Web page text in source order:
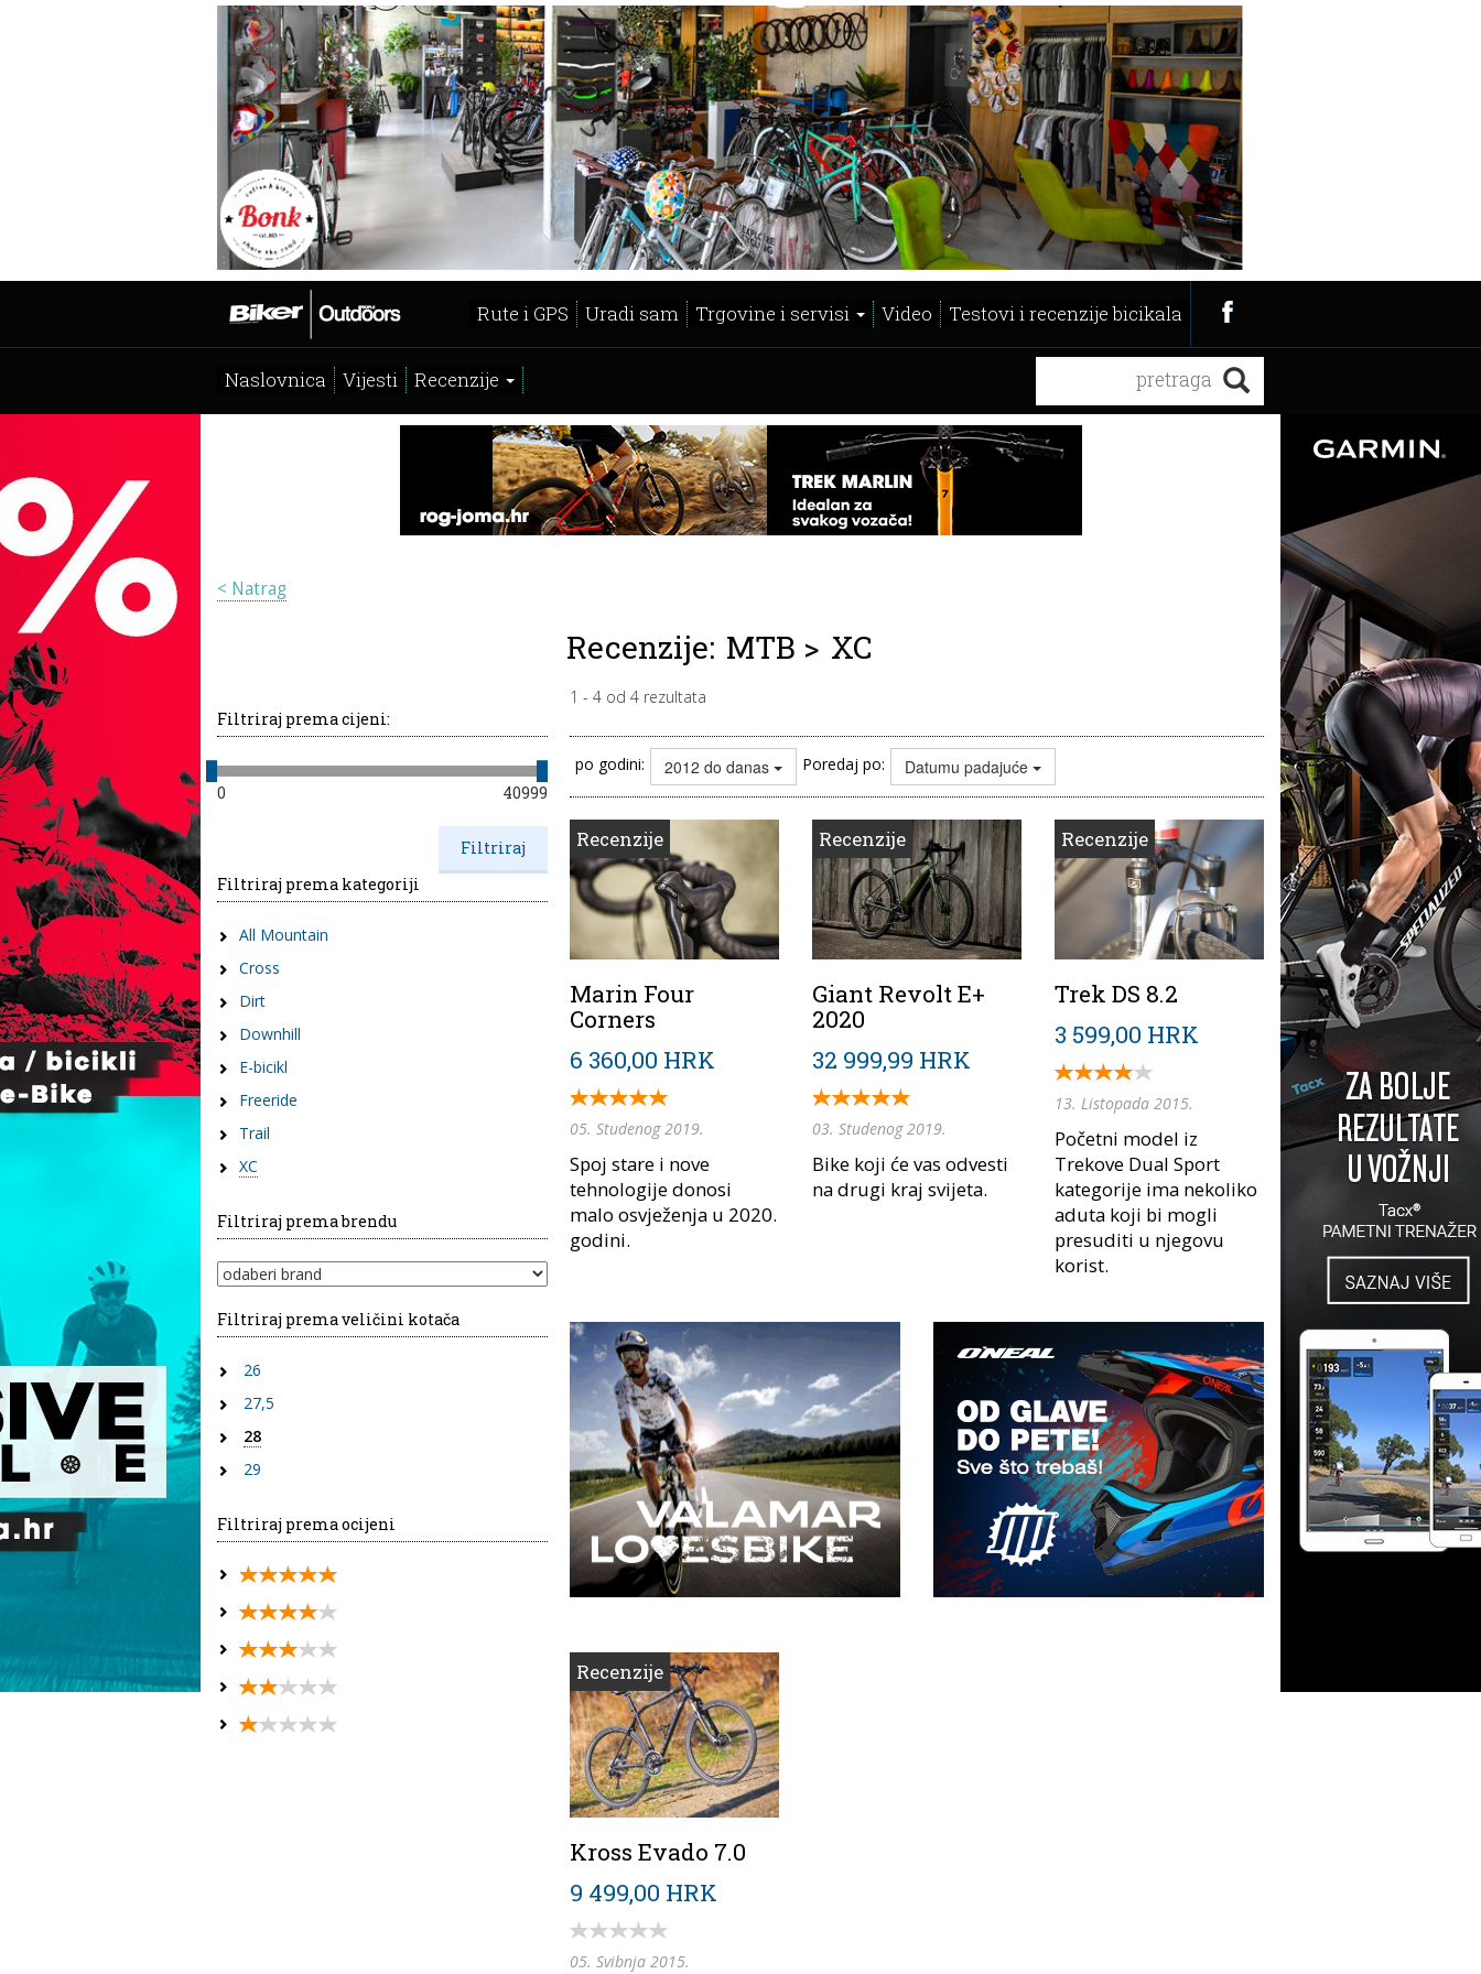
Rute i GPS Uradi sam Trgovine i servisi Video Testovi i recenzije bicikala
Naslovnica Vijesti Recenzije
< Natrag
Recenzije: MTB > XC
1 - 4 od 4 rezultata
Filtriraj prema cijeni:
0 40999
Filtriraj prema kategoriji
All Mountain
Cross
Dirt
Downhill
E-bicikl
Freeride
Trail
XC
Filtriraj prema brendu
Filtriraj prema veličini kotača
26
27,5
28
29
Filtriraj prema ocijeni
po godini: 2012 do danas Poredaj po: Datumu padajuće
Recenzije
Marin Four
Corners
6 360,00 HRK
05. Studenog 2019.
Spoj stare i nove
tehnologije donosi
malo osvježenja u 2020.
godini.
Recenzije
Giant Revolt E+
2020
32 999,99 HRK
03. Studenog 2019.
Bike koji će vas odvesti
na drugi kraj svijeta.
Recenzije
Trek DS 8.2
3 599,00 HRK
13. Listopada 2015.
Početni model iz
Trekove Dual Sport
kategorije ima nekoliko
aduta koji bi mogli
presuditi u njegovu
korist.
Recenzije
Kross Evado 7.0
9 499,00 HRK
05. Svibnja 2015.